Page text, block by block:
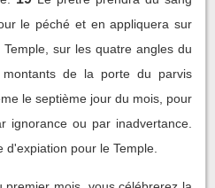
le péché et en appliquera sur
sur les quatre angles du
de la porte du parvis
le septième jour du mois, pour
ignorance ou par inadvertance.
pour le Temple.